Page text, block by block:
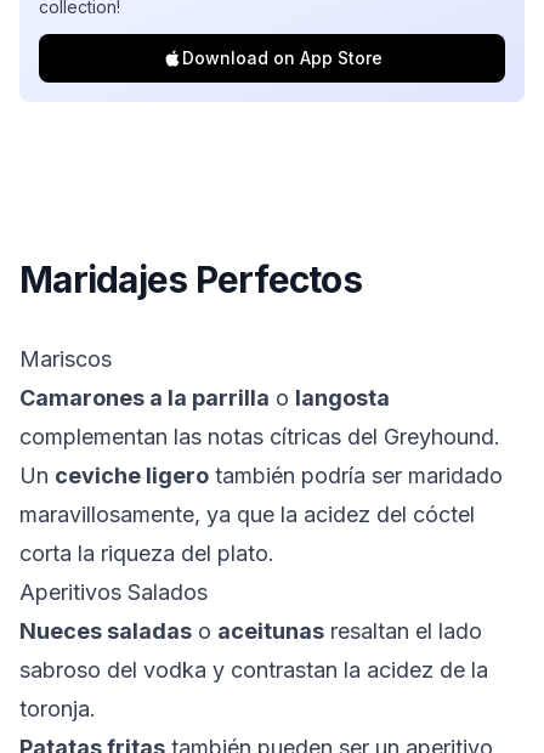
collection!
Download on App Store
Maridajes Perfectos
Mariscos
Camarones a la parrilla o langosta
complementan las notas cítricas del Greyhound.
Un ceviche ligero también podría ser maridado
maravillosamente, ya que la acidez del cóctel
corta la riqueza del plato.
Aperitivos Salados
Nueces saladas o aceitunas resaltan el lado
sabroso del vodka y contrastan la acidez de la
toronja.
Patatas fritas también pueden ser un aperitivo